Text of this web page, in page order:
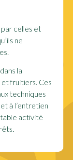
celles et
ne
dans la
fruitiers. Ces
techniques
à l’entretien
activité